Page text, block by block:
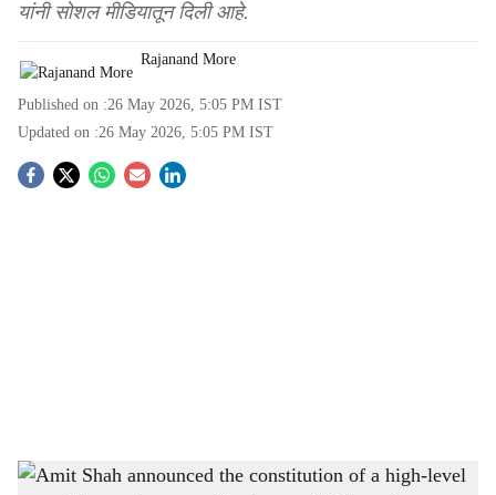
यांनी सोशल मीडियातून दिली आहे.
Rajanand More
Published on :26 May 2026, 5:05 PM IST
Updated on :26 May 2026, 5:05 PM IST
S
Amit Shah announced the constitution of a high-level committee on demographic